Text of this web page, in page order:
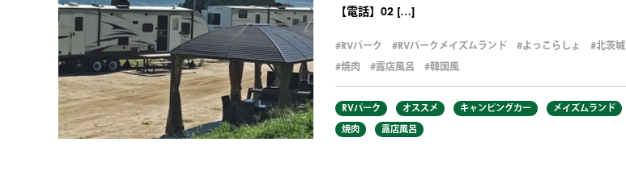
【電話】02 […]
RVパーク RVパークメイズムランド よっこらしょ 北茨城
焼肉
露店風呂 韓国風
RVパーク オススメ キャンピングカー メイズムランド
焼肉
露店風呂